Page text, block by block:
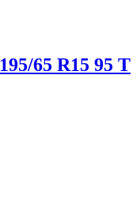
195/65 R15 95 T